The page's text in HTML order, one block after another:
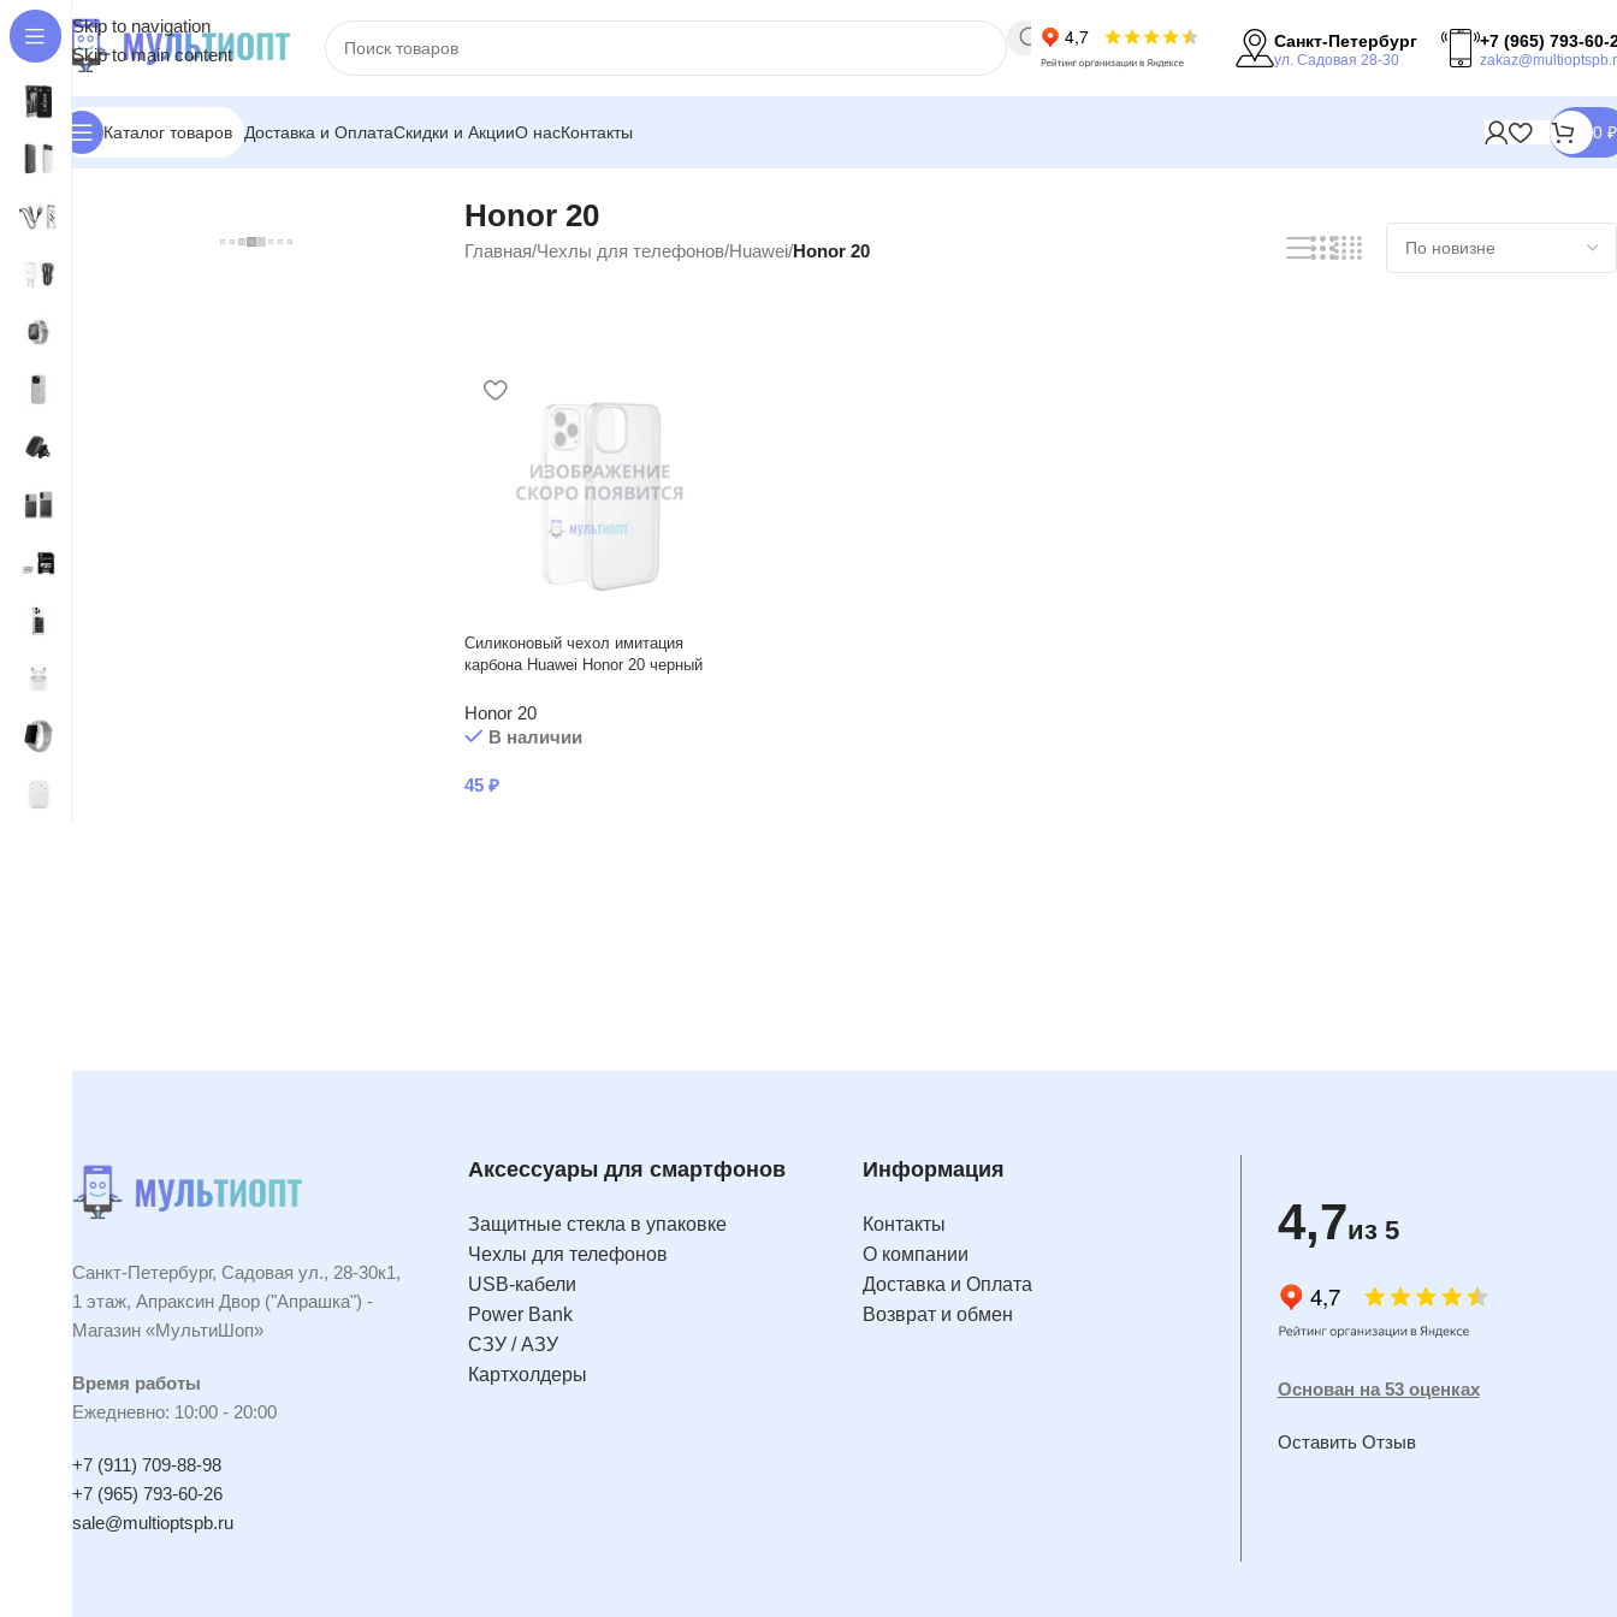
Skip to navigation
Skip to main content
Санкт-Петербург
ул. Садовая 28-30
+7 (965) 793-60-
Каталог товаров Доставка и ОплатаСкидки и АкцииО насКонтакты 0 ₽
Honor 20
Главная/Чехлы для телефонов/Huawei/Honor 20
Силиконовый чехол имитация
карбона Huawei Honor 20 черный
Honor 20
В наличии
45 ₽
Санкт-Петербург, Садовая ул., 28-30к1,
1 этаж, Апраксин Двор ("Апрашка") -
Магазин «МультиШоп»
Время работы
Ежедневно: 10:00 - 20:00
+7 (911) 709-88-98
+7 (965) 793-60-26
sale@multioptspb.ru
Аксессуары для смартфонов
Защитные стекла в упаковке
Чехлы для телефонов
USB-кабели
Power Bank
СЗУ / АЗУ
Картхолдеры
Информация
Контакты
О компании
Доставка и Оплата
Возврат и обмен
4,7из 5
Основан на 53 оценках
Оставить Отзыв